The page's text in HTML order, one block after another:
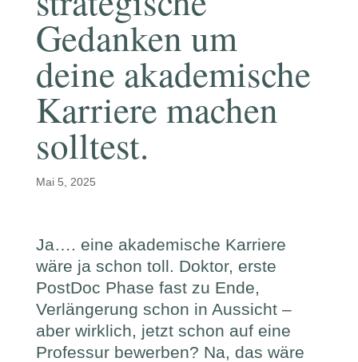
Gedanken um
deine akademische
Karriere machen
solltest.
Mai 5, 2025
Ja…. eine akademische Karriere
wäre ja schon toll. Doktor, erste
PostDoc Phase fast zu Ende,
Verlängerung schon in Aussicht –
aber wirklich, jetzt schon auf eine
Professur bewerben? Na, das wäre